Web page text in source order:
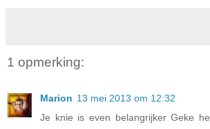
1 opmerking:
Marion 13 mei 2013 om 12:32
Je knie is even belangrijker Geke